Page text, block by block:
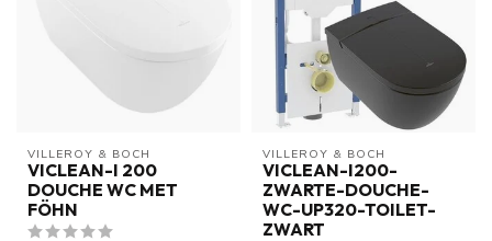
VILLEROY & BOCH
VICLEAN-I 200
DOUCHE WC MET
FÖHN
VILLEROY & BOCH
VICLEAN-I200-
ZWARTE-DOUCHE-
WC-UP320-TOILET-
ZWART